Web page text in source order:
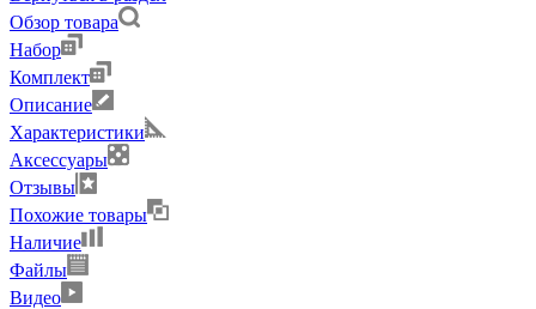
Обзор товара
Набор
Комплект
Описание
Характеристики
Аксессуары
Отзывы
Похожие товары
Наличие
Файлы
Видео